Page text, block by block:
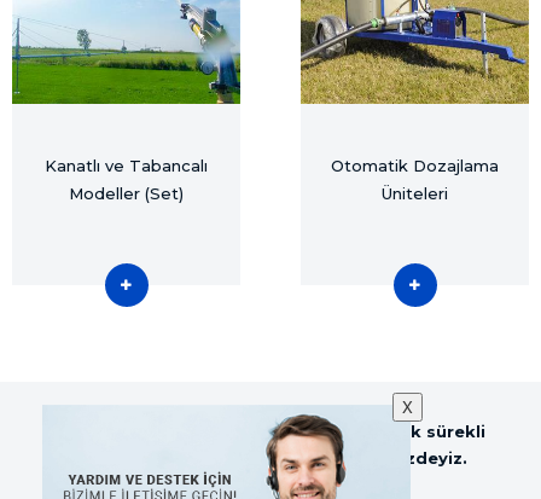
Kanatlı ve Tabancalı
Modeller (Set)
Otomatik Dozajlama
Üniteleri
Sezer Tarım ve Sağım Teknolojileri olarak sürekli
güncellenen web sitemiz ile hizmetinizdeyiz.
X